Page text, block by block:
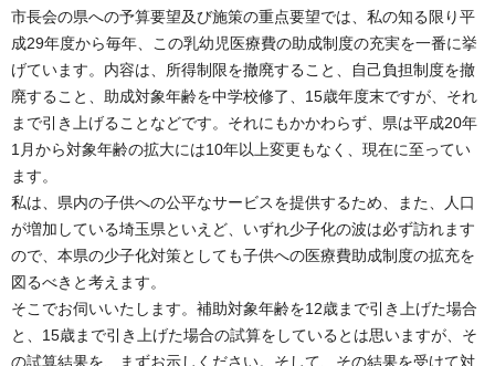
市長会の県への予算要望及び施策の重点要望では、私の知る限り平
成29年度から毎年、この乳幼児医療費の助成制度の充実を一番に挙
げています。内容は、所得制限を撤廃すること、自己負担制度を撤
廃すること、助成対象年齢を中学校修了、15歳年度末ですが、それ
まで引き上げることなどです。それにもかかわらず、県は平成20年
1月から対象年齢の拡大には10年以上変更もなく、現在に至ってい
ます。
私は、県内の子供への公平なサービスを提供するため、また、人口
が増加している埼玉県といえど、いずれ少子化の波は必ず訪れます
ので、本県の少子化対策としても子供への医療費助成制度の拡充を
図るべきと考えます。
そこでお伺いいたします。補助対象年齢を12歳まで引き上げた場合
と、15歳まで引き上げた場合の試算をしているとは思いますが、そ
の試算結果を、まずお示しください。そして、その結果を受けて対